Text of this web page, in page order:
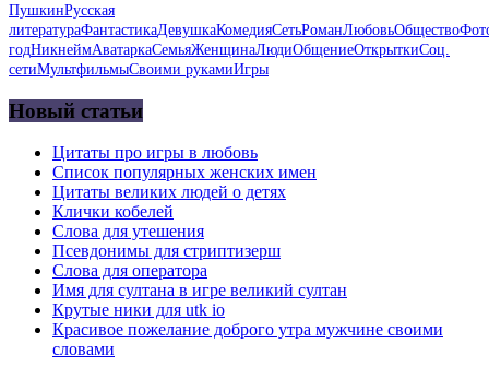
ПушкинРусская
литератураФантастикаДевушкаКомедияСетьРоманЛюбовьОбщество
годНикнеймАватаркаСемьяЖенщинаЛюдиОбщениеОткрыткиСоц.
сетиМультфильмыСвоими рукамиИгры
Новый статьи
Цитаты про игры в любовь
Список популярных женских имен
Цитаты великих людей о детях
Клички кобелей
Слова для утешения
Псевдонимы для стриптизерш
Слова для оператора
Имя для султана в игре великий султан
Крутые ники для utk io
Красивое пожелание доброго утра мужчине своими
словами